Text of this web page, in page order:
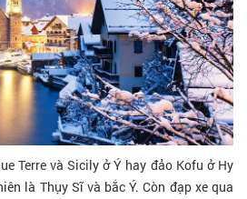
Terre và Sicily ở Ý hay đảo Kofu ở Hy
là Thụy Sĩ và bắc Ý. Còn đạp xe qua